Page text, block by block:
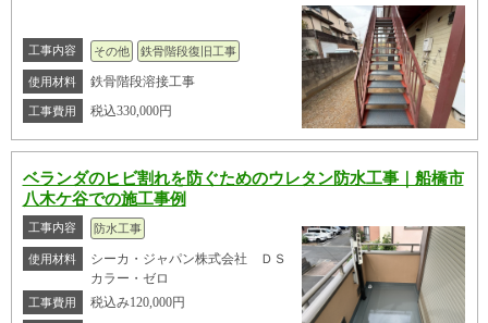
工事内容 その他 鉄骨階段復旧工事
使用材料 鉄骨階段溶接工事
工事費用 税込330,000円
ベランダのヒビ割れを防ぐためのウレタン防水工事｜船橋市
八木ケ谷での施工事例
工事内容 防水工事
使用材料
シーカ・ジャパン株式会社 ＤＳ
カラー・ゼロ
工事費用 税込み120,000円